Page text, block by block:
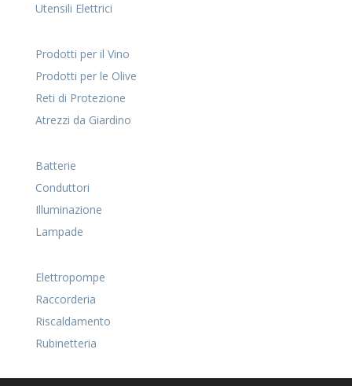
Utensili Elettrici
Prodotti per il Vino
Prodotti per le Olive
Reti di Protezione
Atrezzi da Giardino
Batterie
Conduttori
Illuminazione
Lampade
Elettropompe
Raccorderia
Riscaldamento
Rubinetteria